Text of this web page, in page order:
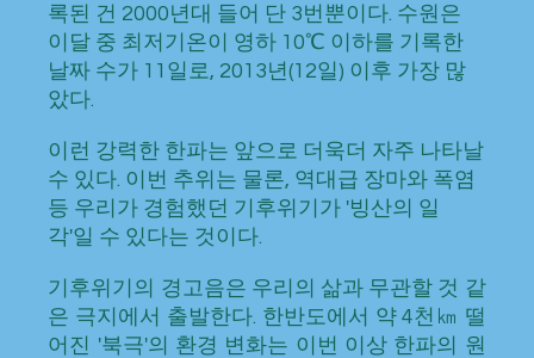
록된 건 2000년대 들어 단 3번뿐이다. 수원은
이달 중 최저기온이 영하 10℃ 이하를 기록한
날짜 수가 11일로, 2013년(12일) 이후 가장 많
았다.
이런 강력한 한파는 앞으로 더욱더 자주 나타날
수 있다. 이번 추위는 물론, 역대급 장마와 폭염
등 우리가 경험했던 기후위기가 '빙산의 일
각'일 수 있다는 것이다.
기후위기의 경고음은 우리의 삶과 무관할 것 같
은 극지에서 출발한다. 한반도에서 약 4천㎞ 떨
어진 '북극'의 환경 변화는 이번 이상 한파의 원